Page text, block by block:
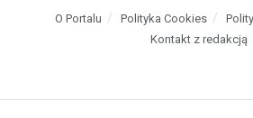
O Portalu Polityka Cookies
Kontakt z redakcją